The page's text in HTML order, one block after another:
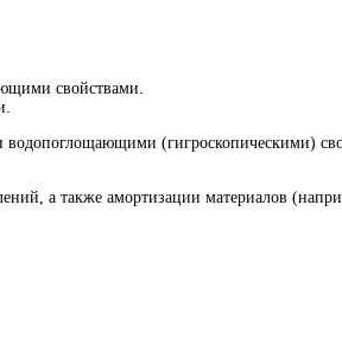
свойствами.
водопоглощающими (гигроскопическими)
а также амортизации материалов